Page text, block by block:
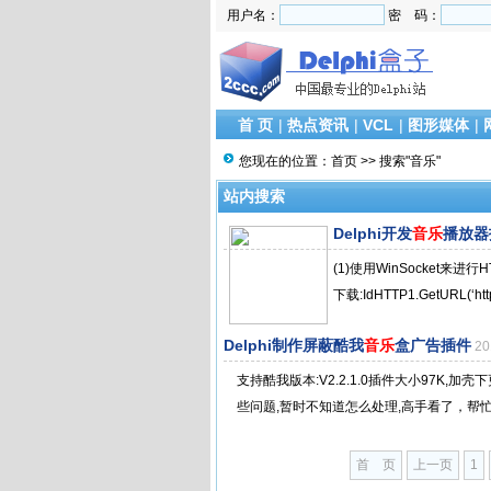
用户名： 密 码：
首 页 | 热点资讯 | VCL | 图形媒体 |
您现在的位置： 首页 >> 搜索"音乐"
站内搜索
Delphi开发音乐播放
(1)使用WinSocket来进行
下载
Delphi制作屏蔽酷我音乐盒广告插件
支持酷我版本:V2.2.1.0插件大小97K,加壳
些问题,暂时不知道怎么处理,高手看了，帮
首 页 上一页 1